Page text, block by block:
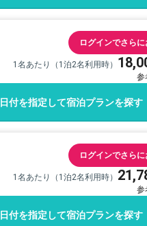
ログインでさらに
1名あたり（1泊2名利用時）
日付を指定して宿泊プランを探す
ログインでさらに
1名あたり（1泊2名利用時）
日付を指定して宿泊プランを探す